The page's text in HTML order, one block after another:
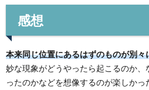
感想
本来同じ位置にあるはずのものが別
妙な現象がどうやったら起こるのか、
ったのかなどを想像するのが楽しか